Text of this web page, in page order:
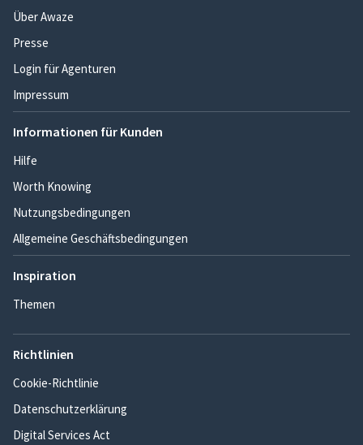
Über Awaze
Presse
Login für Agenturen
Impressum
Informationen für Kunden
Hilfe
Worth Knowing
Nutzungsbedingungen
Allgemeine Geschäftsbedingungen
Inspiration
Themen
Richtlinien
Cookie-Richtlinie
Datenschutzerklärung
Digital Services Act